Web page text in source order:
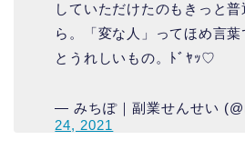
していただけたのもきっと
ら。「変な人」ってほめ言
とうれしいもの。ﾄﾞﾔｯ♡
— みちぽ｜副業せんせい
24, 2021